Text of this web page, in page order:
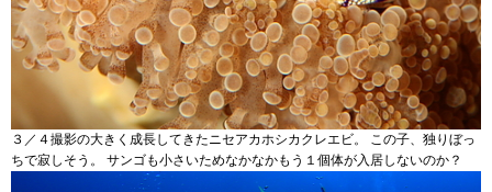
３／４撮影の大きく成長してきたニセアカホシカクレエビ。 この子、独りぼっ
ちで寂しそう。 サンゴも小さいためなかなかもう１個体が入居しないのか？